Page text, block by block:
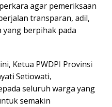
agar pemeriksaan
transparan, adil,
berpihak pada
Ketua PWDPI Provinsi
Setiowati,
seluruh warga yang
semakin